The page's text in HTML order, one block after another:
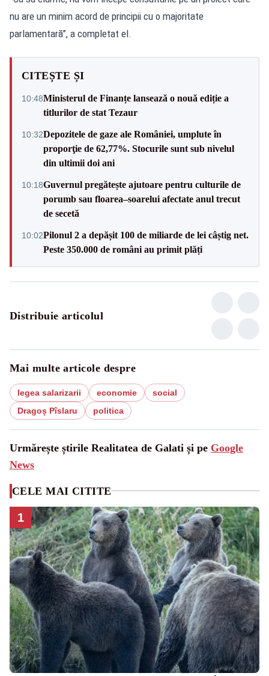
nu are un minim acord de principii cu o majoritate
parlamentară”, a completat el.
CITEȘTE ȘI
10:48Ministerul de Finanțe lansează o nouă ediție a
titlurilor de stat Tezaur
10:32Depozitele de gaze ale României, umplute în
proporţie de 62,77%. Stocurile sunt sub nivelul
din ultimii doi ani
10:18Guvernul pregătește ajutoare pentru culturile de
porumb sau floarea–soarelui afectate anul trecut
de secetă
10:02Pilonul 2 a depășit 100 de miliarde de lei câștig net.
Peste 350.000 de români au primit plăți
Distribuie articolul
Mai multe articole despre
legea salarizarii economie
social
Dragoș Pîslaru
politica
Urmărește știrile Realitatea de Galati și pe Google
News
CELE MAI CITITE
1